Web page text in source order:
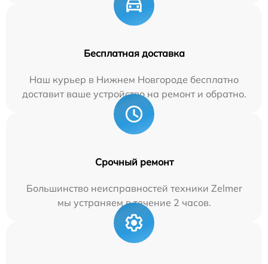
Бесплатная доставка
Наш курьер в Нижнем Новгороде бесплатно
доставит ваше устройство на ремонт и обратно.
Срочный ремонт
Большинство неисправностей техники Zelmer
мы устраняем в течение 2 часов.